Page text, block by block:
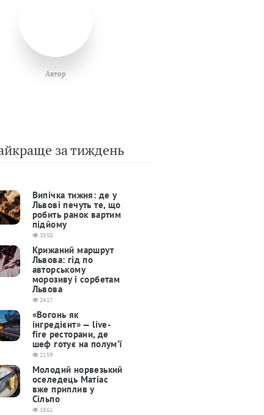
Автор
за тиждень
Випічка тижня: де у
Львові печуть те, що
робить ранок вартим
підйому
3550
Крижаний маршрут
Львова: гід по
авторському
морозиву і сорбетам
Львова
2417
«Вогонь як
інгредієнт» — live-
fire ресторани, де
шеф готує на полум’ї
2159
Молодий норвезький
оселедець Матіас
вже приплив у
Сільпо
1861